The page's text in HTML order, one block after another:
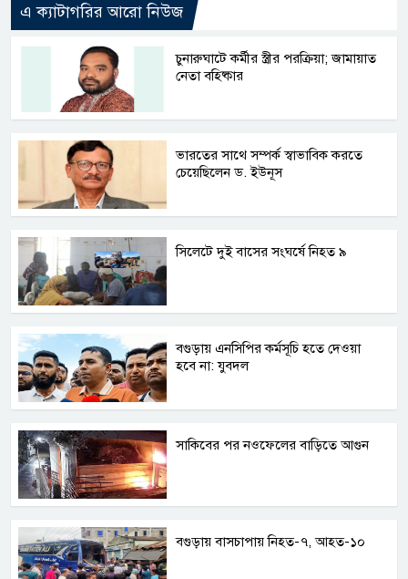
এ ক্যাটাগরির আরো নিউজ
চুনারুঘাটে কর্মীর স্ত্রীর পরক্রিয়া; জামায়াত
নেতা বহিষ্কার
ভারতের সাথে সম্পর্ক স্বাভাবিক করতে
চেয়েছিলেন ড. ইউনূস
সিলেটে দুই বাসের সংঘর্ষে নিহত ৯
বগুড়ায় এনসিপির কর্মসূচি হতে দেওয়া
হবে না: যুবদল
সাকিবের পর নওফেলের বাড়িতে আগুন
বগুড়ায় বাসচাপায় নিহত-৭, আহত-১০